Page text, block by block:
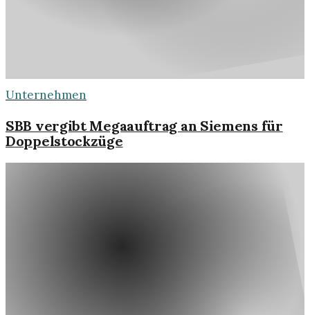
Unternehmen
SBB vergibt Megaauftrag an Siemens für
Doppelstockzüge